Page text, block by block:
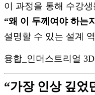
이 과정을 통해 수강생
“왜 이 두께여야 하는
설명할 수 있는 설계
융합_인더스트리얼
“가장 인상 깊었